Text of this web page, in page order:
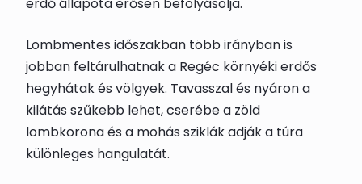
Lombmentes időszakban több irányban is
jobban feltárulhatnak a Regéc környéki erdős
hegyhátak és völgyek. Tavasszal és nyáron a
kilátás szűkebb lehet, cserébe a zöld
lombkorona és a mohás sziklák adják a túra
különleges hangulatát.